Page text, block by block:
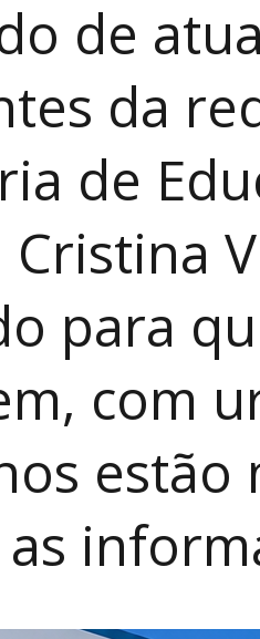
de
da
de
Cristina
para
com